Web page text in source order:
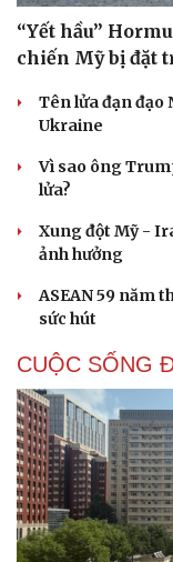
Văn hóa
Văn học
Âm nhạc
Di sản
“Yết hầu”
chiến Mỹ bị đặt
Tên lửa đạn đạo
Ukraine
Vì sao ông
lửa?
Xung đột Mỹ -
ảnh hưởng
ASEAN 59 năm
sức hút
CUỘC SỐNG